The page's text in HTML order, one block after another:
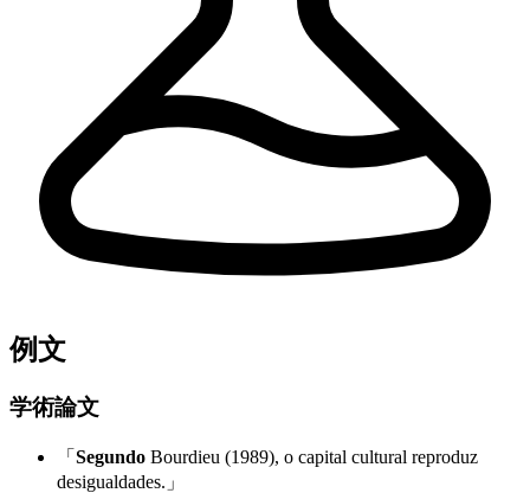
例文
学術論文
「 Segundo Bourdieu (1989), o capital cultural reproduz
desigualdades.」